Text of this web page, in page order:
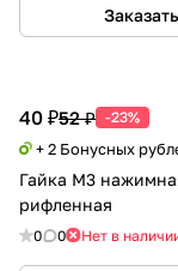
Заказать
40 ₽52 ₽ -23%
+ 2 Бонусных
Гайка М3
рифленная
0 0 Нет в